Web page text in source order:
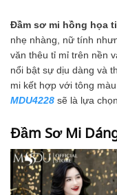
Đầm sơ mi hồng họa
nhẹ nhàng, nữ tính
văn thêu tỉ mỉ trên nền
nổi bật sự dịu dàng và
mi kết hợp với tông
MDU4228 sẽ là lựa
Đầm Sơ Mi